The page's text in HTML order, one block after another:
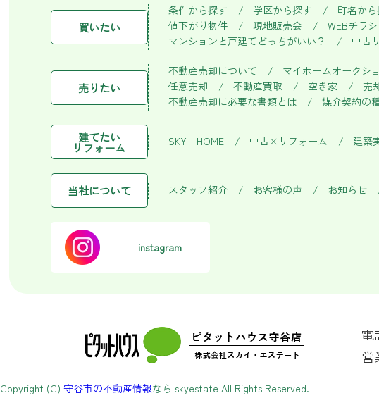
買いたい
条件から探す 学区から探す 町名か
値下がり物件
現地販売会 WEBチラシ
マンションと戸建てどっちがいい？
中古
売りたい
不動産売却について マイホームオークシ
任意売却
不動産買取 空き家 売
不動産売却に必要な書類とは
媒介契約の
建てたい
リフォーム SKY HOME 中古×リフォーム 建築
当社について スタッフ紹介 お客様の声 お知らせ
instagram
電
営
Copyright (C) 守谷市の不動産情報なら skyestate All Rights Reserved.